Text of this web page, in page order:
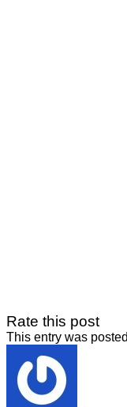
Rate this post
This entry was